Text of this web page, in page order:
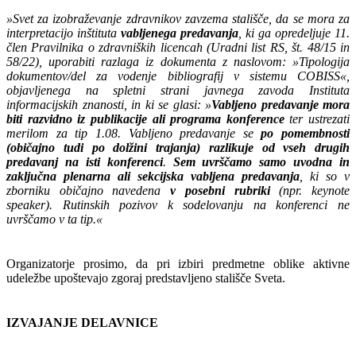
»Svet za izobraževanje zdravnikov zavzema stališče, da se mora za
interpretacijo inštituta vabljenega predavanja , ki ga opredeljuje 11.
člen Pravilnika o zdravniških licencah (Uradni list RS, št. 48/15 in
58/22), uporabiti razlaga iz dokumenta z naslovom: »Tipologija
dokumentov/del za vodenje bibliografij v sistemu COBISS«,
objavljenega na spletni strani javnega zavoda Instituta
informacijskih znanosti, in ki se glasi: »Vabljeno predavanje mora
biti razvidno iz publikacije ali programa konferenceter ustrezati
merilom za tip 1.08. Vabljeno predavanje sepo pomembnosti
(običajno tudi po dolžini trajanja) razlikuje od vseh drugih
predavanj na isti konferenci. Sem uvrščamo samo uvodna in
zaključna plenarna ali sekcijska vabljena predavanja , ki so v
zborniku običajno navedenav posebni rubriki(npr. keynote
speaker). Rutinskih pozivov k sodelovanju na konferenci ne
uvrščamo v ta tip.«
Organizatorje prosimo, da pri izbiri predmetne oblike aktivne
udeležbe upoštevajo zgoraj predstavljeno stališče Sveta.
IZVAJANJE DELAVNICE